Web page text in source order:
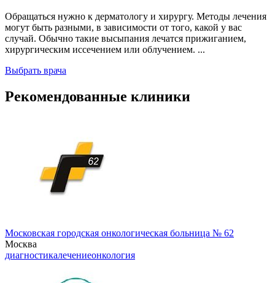
Обращаться нужно к дерматологу и хирургу. Методы лечения
могут быть разными, в зависимости от того, какой у вас
случай. Обычно такие высыпания лечатся прижиганием,
хирургическим иссечением или облучением. ...
Выбрать врача
Рекомендованные клиники
Московская городская онкологическая больница № 62
Москва
диагностикалечениеонкология